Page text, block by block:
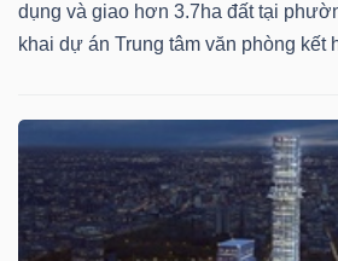
dụng và giao hơn 3.7ha đất tại
khai dự án Trung tâm văn phòng kết
Sách
tài
Công